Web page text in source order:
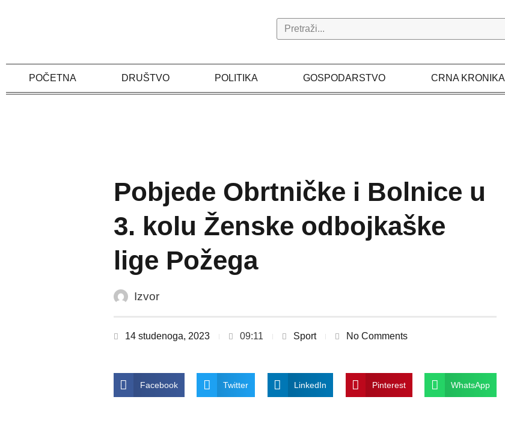
Search
POČETNA DRUŠTVO POLITIKA GOSPODARSTVO CRNA KRONIKA
Pobjede Obrtničke i Bolnice u
3. kolu Ženske odbojkaške
lige Požega
Izvor
14 studenoga, 2023 09:11 Sport No Comments
Facebook Twitter LinkedIn Pinterest WhatsApp